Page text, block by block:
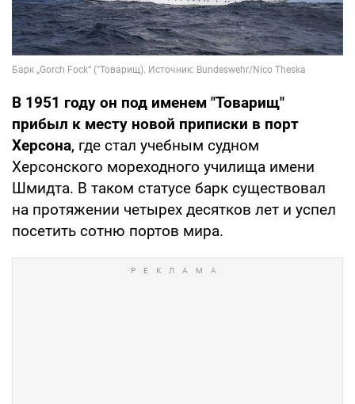
В 1951 году он под именем "Товарищ"
прибыл к месту новой приписки в порт
Херсона, где стал учебным судном
Херсонского мореходного училища имени
Шмидта. В таком статусе барк существовал
на протяжении четырех десятков лет и успел
посетить сотню портов мира.